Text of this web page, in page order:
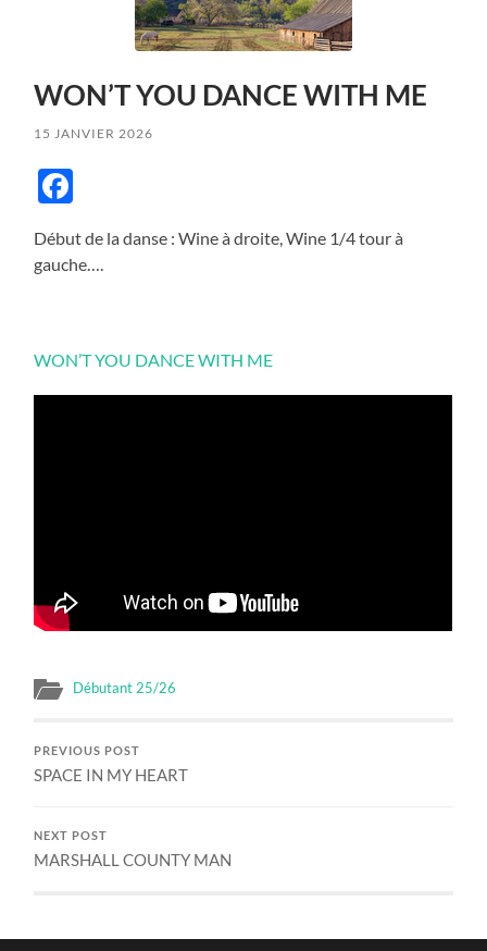
WON’T YOU DANCE WITH ME
15 JANVIER 2026
Début de la danse : Wine à droite, Wine 1/4 tour à
gauche….
WON’T YOU DANCE WITH ME
Débutant 25/26
PREVIOUS POST
SPACE IN MY HEART
NEXT POST
MARSHALL COUNTY MAN